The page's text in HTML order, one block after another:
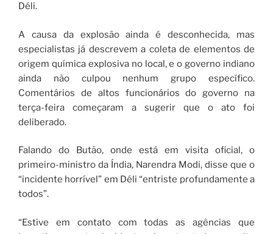
Déli.
A causa da explosão ainda é desconhecida, mas
especialistas já descrevem a coleta de elementos de
origem química explosiva no local, e o governo indiano
ainda não culpou nenhum grupo específico.
Comentários de altos funcionários do governo na
terça-feira começaram a sugerir que o ato foi
deliberado.
Falando do Butão, onde está em visita oficial, o
primeiro-ministro da Índia, Narendra Modi, disse que o
“incidente horrível” em Déli “entriste profundamente a
todos”.
“Estive em contato com todas as agências que